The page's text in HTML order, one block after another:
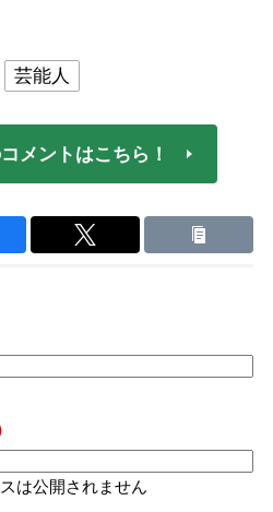
芸能人
メントはこちら！
は公開されません